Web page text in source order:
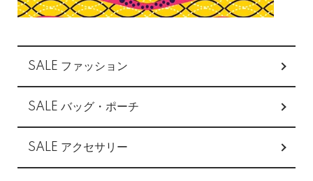
グループ一覧
SALE ファッション
SALE バッグ・ポーチ
SALE アクセサリー